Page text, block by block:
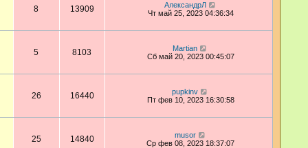
8 13909
АлександрЛ
Чт май 25, 2023 04:36:34
5 8103
Martian
Сб май 20, 2023 00:45:07
26 16440
pupkinv
Пт фев 10, 2023 16:30:58
25 14840
musor
Ср фев 08, 2023 18:37:07